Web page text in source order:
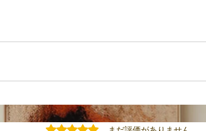
5つ星のうち0と評価されています。